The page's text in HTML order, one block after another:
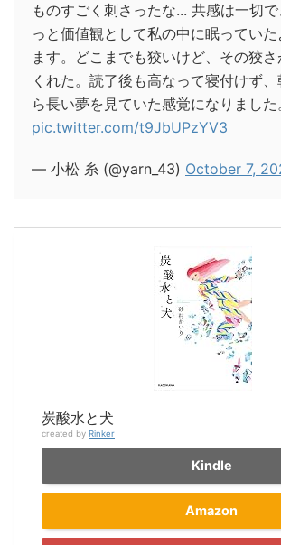
ものすごく刺さったな... 共感は一切
っと価値観として私の中に眠ってい
ます。どこまでも狡いけど、その狡
くれた。読了後も高なって寝付けず
ら長い夢を見ていた感覚になりました
pic.twitter.com/t9JbUPzYV3
— 小松 糸 (@yarn_43) October 7,
炭酸水と犬
created by Rinker
Kindle
Amazon